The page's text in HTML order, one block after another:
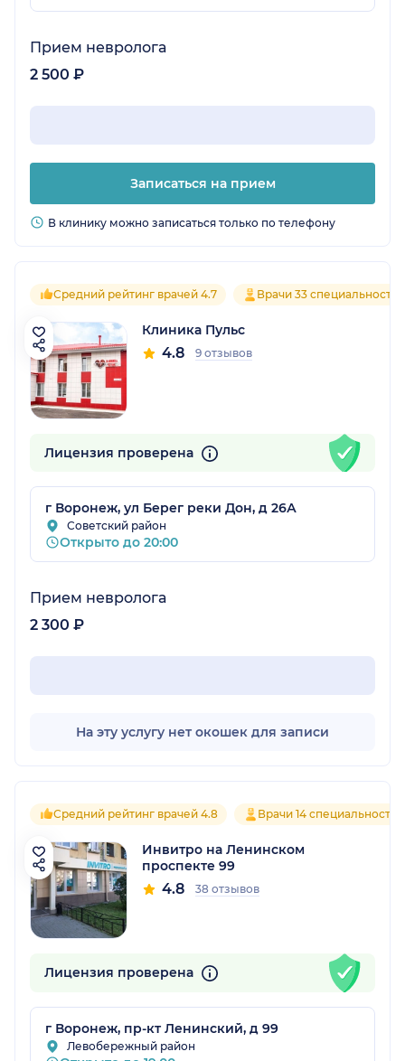
Прием невролога
2 500 ₽
Записаться на прием
В клинику можно записаться только по телефону
Средний рейтинг врачей 4.7 Врачи 33 специальностей
Клиника Пульс
4.8 9 отзывов
Лицензия проверена
г Воронеж, ул Берег реки Дон, д 26А
Советский район
Открыто до 20:00
Прием невролога
2 300 ₽
На эту услугу нет окошек для записи
Средний рейтинг врачей 4.8 Врачи 14 специальностей
Инвитро на Ленинском
проспекте 99
4.8 38 отзывов
Лицензия проверена
г Воронеж, пр-кт Ленинский, д 99
Левобережный район